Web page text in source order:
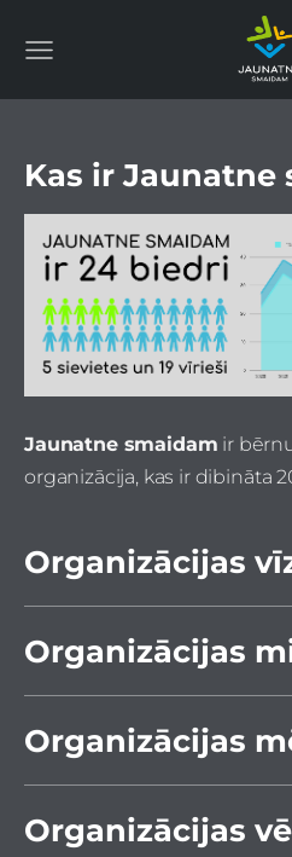
Kas ir Jaunatne
Jaunatne smaidam ir
organizācija, kas ir dibināta
Organizācijas
Organizācijas
Organizācijas
Organizācijas